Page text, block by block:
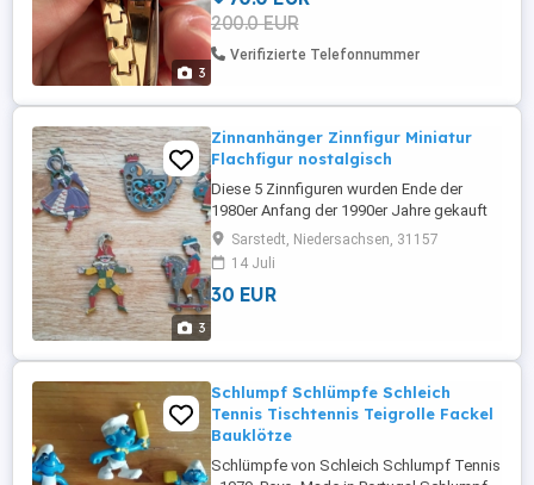
3
200.0 EUR
Verifizierte Telefonnummer
3
Zinnanhänger Zinnfigur Miniatur
Flachfigur nostalgisch
Diese 5 Zinnfiguren wurden Ende der
1980er Anfang der 1990er Jahre gekauft
und standen jahrelang in einem
Setzkasten. +++++++++++++++ * Die
Versandkosten trägt grundsätzlich der
Käufer. * Zahlung - bar bei Abholung oder
...
Sarstedt, Niedersachsen, 31157
14 Juli
30 EUR
Schlumpf Schlümpfe Schleich
Tennis Tischtennis Teigrolle Fackel
Bauklötze
Schlümpfe von Schleich Schlumpf Tennis